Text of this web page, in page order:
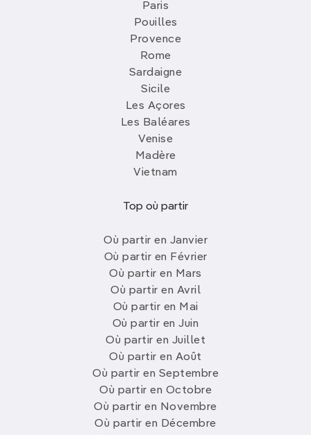
Paris
Pouilles
Provence
Rome
Sardaigne
Sicile
Les Açores
Les Baléares
Venise
Madère
Vietnam
Top où partir
Où partir en Janvier
Où partir en Février
Où partir en Mars
Où partir en Avril
Où partir en Mai
Où partir en Juin
Où partir en Juillet
Où partir en Août
Où partir en Septembre
Où partir en Octobre
Où partir en Novembre
Où partir en Décembre